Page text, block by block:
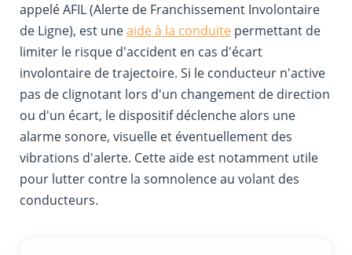
appelé AFIL (Alerte de Franchissement Involontaire
de Ligne), est uneaide à la conduitepermettant de
limiter le risque d'accident en cas d'écart
involontaire de trajectoire. Si le conducteur n'active
pas de clignotant lors d'un changement de direction
ou d'un écart, le dispositif déclenche alors une
alarme sonore, visuelle et éventuellement des
vibrations d'alerte. Cette aide est notamment utile
pour lutter contre la somnolence au volant des
conducteurs.